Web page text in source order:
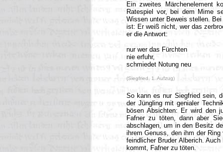
Ein zweites Märchenelement
Ratespiel vor, bei dem Mime
Wissen unter Beweis stellen.
ist: Er weiß nicht, wer das
er die Antwort:
nur wer das Fürchten
nie erfuhr,
schmiedet Notung neu
(Siegfried, 1. Aufzug)
So kann es nur Siegfried sein,
der Jüngling mit genialer
bösen Absichten: Er wird den
Fafner zu töten, dann aber
abschlagen, um in den Besitz
ihrem Genuss, den ihm der
feindlicher Bruder Alberich.
kommt, Fafner zu töten.